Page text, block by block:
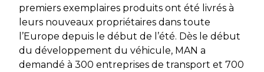
premiers exemplaires produits ont été livrés à
leurs nouveaux propriétaires dans toute
l’Europe depuis le début de l’été. Dès le début
du développement du véhicule, MAN a
demandé à 300 entreprises de transport et 700